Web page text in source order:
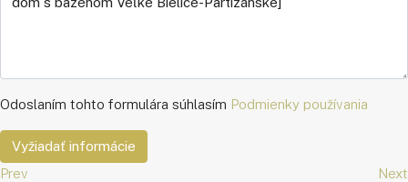
Odoslaním tohto formulára súhlasím Podmienky používania
Vyžiadať informácie
Prev
Next